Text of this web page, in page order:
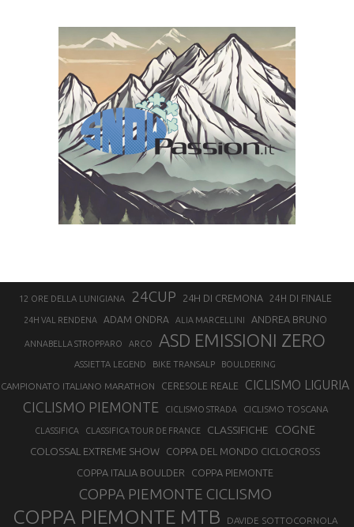
12 ORE DELLA LUNIGIANA 24CUP 24H DI CREMONA 24H DI FINALE
24H VAL RENDENA ADAM ONDRA ALIA MARCELLINI ANDREA BRUNO
ANNABELLA STROPPARO ARCO ASD EMISSIONI ZERO
ASSIETTA LEGEND BIKE TRANSALP BOULDERING
CAMPIONATO ITALIANO MARATHON CERESOLE REALE CICLISMO LIGURIA
CICLISMO PIEMONTE CICLISMO STRADA CICLISMO TOSCANA
CLASSIFICA CLASSIFICA TOUR DE FRANCE CLASSIFICHE COGNE
COLOSSAL EXTREME SHOW
COPPA DEL MONDO CICLOCROSS
COPPA ITALIA BOULDER
COPPA PIEMONTE
COPPA PIEMONTE CICLISMO
COPPA PIEMONTE MTB DAVIDE SOTTOCORNOLA